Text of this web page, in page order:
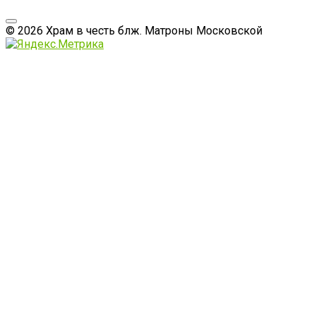
© 2026 Храм в честь блж. Матроны Московской